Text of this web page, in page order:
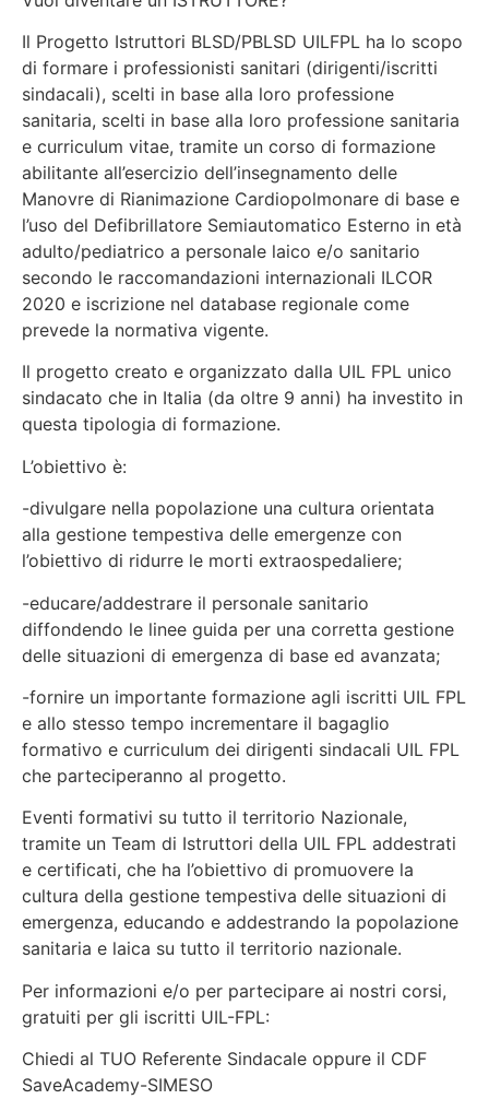
Il Progetto Istruttori BLSD/PBLSD UILFPL ha lo scopo
di formare i professionisti sanitari (dirigenti/iscritti
sindacali), scelti in base alla loro professione
sanitaria, scelti in base alla loro professione sanitaria
e curriculum vitae, tramite un corso di formazione
abilitante all’esercizio dell’insegnamento delle
Manovre di Rianimazione Cardiopolmonare di base e
l’uso del Defibrillatore Semiautomatico Esterno in età
adulto/pediatrico a personale laico e/o sanitario
secondo le raccomandazioni internazionali ILCOR
2020 e iscrizione nel database regionale come
prevede la normativa vigente.
Il progetto creato e organizzato dalla UIL FPL unico
sindacato che in Italia (da oltre 9 anni) ha investito in
questa tipologia di formazione.
L’obiettivo è:
-divulgare nella popolazione una cultura orientata
alla gestione tempestiva delle emergenze con
l’obiettivo di ridurre le morti extraospedaliere;
-educare/addestrare il personale sanitario
diffondendo le linee guida per una corretta gestione
delle situazioni di emergenza di base ed avanzata;
-fornire un importante formazione agli iscritti UIL FPL
e allo stesso tempo incrementare il bagaglio
formativo e curriculum dei dirigenti sindacali UIL FPL
che parteciperanno al progetto.
Eventi formativi su tutto il territorio Nazionale,
tramite un Team di Istruttori della UIL FPL addestrati
e certificati, che ha l’obiettivo di promuovere la
cultura della gestione tempestiva delle situazioni di
emergenza, educando e addestrando la popolazione
sanitaria e laica su tutto il territorio nazionale.
Per informazioni e/o per partecipare ai nostri corsi,
gratuiti per gli iscritti UIL-FPL:
Chiedi al TUO Referente Sindacale oppure il CDF
SaveAcademy-SIMESO